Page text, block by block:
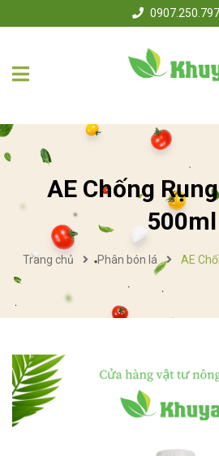
0907.250.797
AE Chống
500ml
Trang chủ Phân bón lá AE